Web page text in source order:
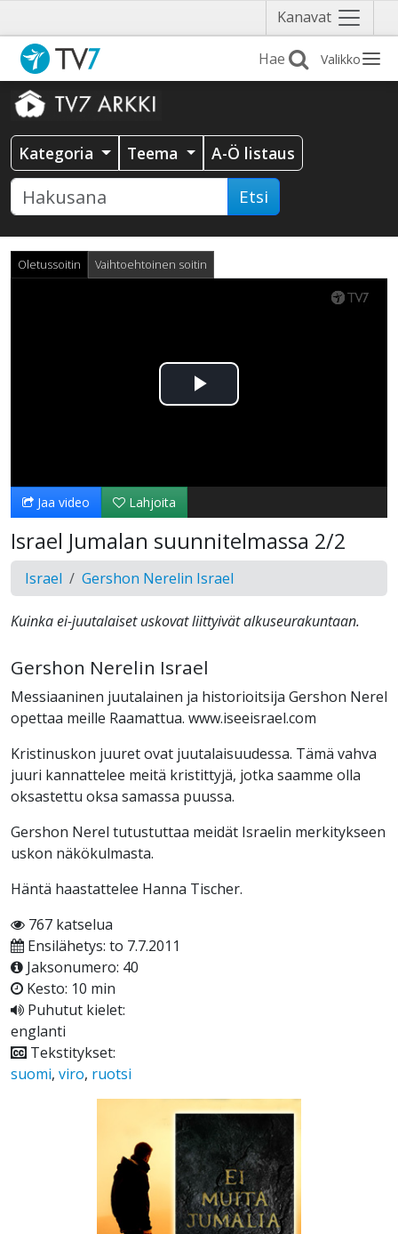
Kanavat Näytä
valikko
Valikko
Kategoria Teema A-Ö listaus
Etsi
Oletussoitin Vaihtoehtoinen soitin
Toista
Jaa video Lahjoita
Israel Jumalan suunnitelmassa 2/2
Israel Gershon Nerelin Israel
Kuinka ei-juutalaiset uskovat liittyivät alkuseurakuntaan.
Gershon Nerelin Israel
Messiaaninen juutalainen ja historioitsija Gershon Nerel
opettaa meille Raamattua. www.iseeisrael.com
Kristinuskon juuret ovat juutalaisuudessa. Tämä vahva
juuri kannattelee meitä kristittyjä, jotka saamme olla
oksastettu oksa samassa puussa.
Gershon Nerel tutustuttaa meidät Israelin merkitykseen
uskon näkökulmasta.
Häntä haastattelee Hanna Tischer.
767 katselua
Ensilähetys: to 7.7.2011
Jaksonumero: 40
Kesto: 10 min
Puhutut kielet:
englanti
Tekstitykset:
suomi, viro, ruotsi